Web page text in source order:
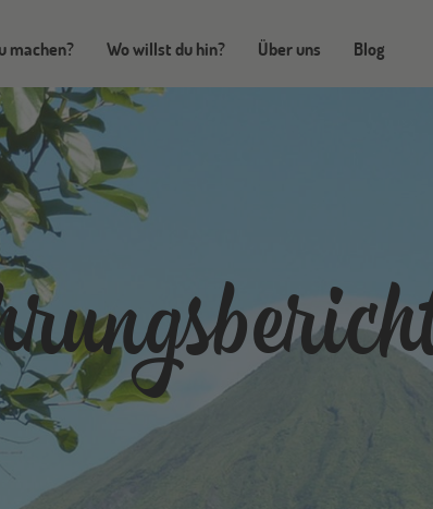
machen? Wo willst du hin? Über uns Blog